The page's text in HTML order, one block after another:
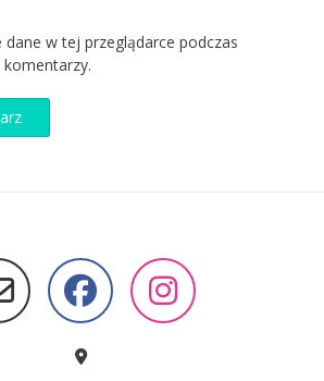
w tej przeglądarce podczas